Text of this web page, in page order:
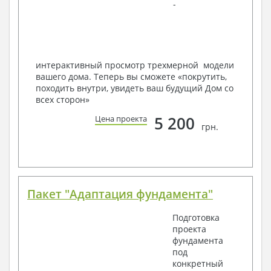
условий, за дополнительную плату.
Получить профессиональную консультацию у
наших специалистов, Вы можете любым
способом связи: закажите обратный звонок,
по viber, e-mail, телефон -
-
интерактивный просмотр трехмерной модели
вашего дома. Теперь вы сможете «покрутить,
походить внутри, увидеть ваш будущий Дом со
всех сторон»
Цена проекта 5 200 грн.
Пакет "Адаптация фундамента"
Подготовка
проекта
фундамента
под
конкретный